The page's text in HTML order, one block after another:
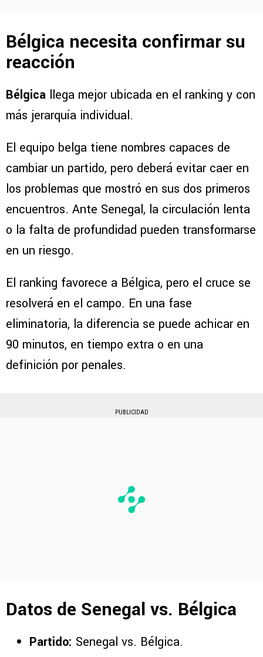
Bélgica necesita confirmar su
reacción
Bélgica llega mejor ubicada en el ranking y con
más jerarquía individual.
El equipo belga tiene nombres capaces de
cambiar un partido, pero deberá evitar caer en
los problemas que mostró en sus dos primeros
encuentros. Ante Senegal, la circulación lenta
o la falta de profundidad pueden transformarse
en un riesgo.
El ranking favorece a Bélgica, pero el cruce se
resolverá en el campo. En una fase
eliminatoria, la diferencia se puede achicar en
90 minutos, en tiempo extra o en una
definición por penales.
PUBLICIDAD
Datos de Senegal vs. Bélgica
Partido: Senegal vs. Bélgica.